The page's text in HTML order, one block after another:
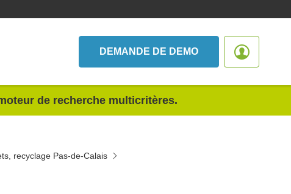
DEMANDE DE DEMO
de recherche multicritères.
recyclage Pas-de-Calais